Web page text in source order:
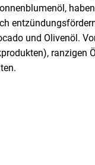
und Olivenöl.
ranzigen